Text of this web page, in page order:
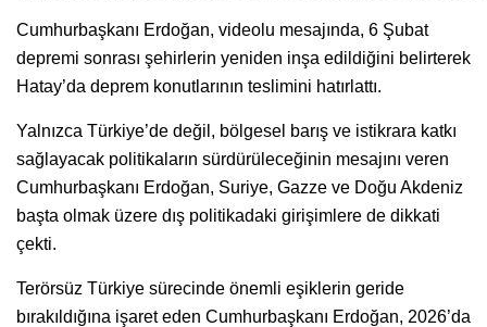
Cumhurbaşkanı Erdoğan, videolu mesajında, 6 Şubat
depremi sonrası şehirlerin yeniden inşa edildiğini belirterek
Hatay’da deprem konutlarının teslimini hatırlattı.
Yalnızca Türkiye’de değil, bölgesel barış ve istikrara katkı
sağlayacak politikaların sürdürüleceğinin mesajını veren
Cumhurbaşkanı Erdoğan, Suriye, Gazze ve Doğu Akdeniz
başta olmak üzere dış politikadaki girişimlere de dikkati
çekti.
Terörsüz Türkiye sürecinde önemli eşiklerin geride
bırakıldığına işaret eden Cumhurbaşkanı Erdoğan, 2026’da